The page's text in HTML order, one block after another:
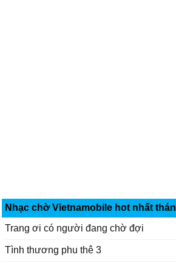
Nhạc chờ Vietnamobile hot nhất
Trang ơi có người đang chờ đợi
Tình thương phu thê 3